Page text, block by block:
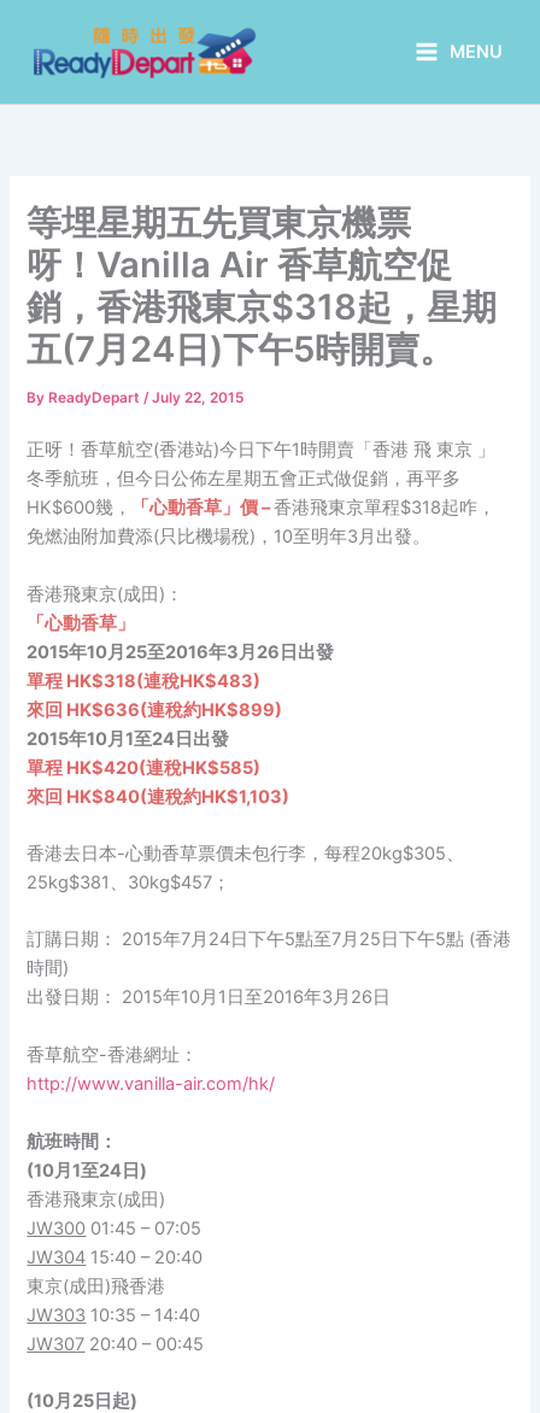
content
MENU
等埋星期五先買東京機票
呀！ Vanilla Air 香草航空促
銷 ，香港飛東京$318起，星期
五(7月24日)下午5時開賣。
By ReadyDepart/July 22, 2015
正呀！香草航空(香港站)今日下午1時開賣「香港 飛 東京 」
冬季航班，但今日公佈左星期五會正式做促銷，再平多
HK$600幾，
「心動香草」價 –香港飛東京單程$318起咋，
免燃油附加費添(只比機場稅)，10至明年3月出發。
香港飛東京(成田)：
「心動香草」
2015年10月25至2016年3月26日出發
單程 HK$318(連稅HK$483)
來回 HK$636(連稅約HK$899)
2015年10月1至24日 出發
單程 HK$420(連稅HK$585)
來回 HK$840(連稅約HK$1,103)
香港去日本-心動香草票價未包行李，每程20kg$305、
25kg$381、30kg$457；
訂購日期： 2015年7月24日下午5點至7月25日下午5點 (香港
時間)
出發日期： 2015年10月1日至2016年3月26日
香草航空-香港網址：
http://www.vanilla-air.com/hk/
航班時間：
(10月1至24日)
香港飛東京(成田)
JW300 01:45 – 07:05
JW304 15:40 – 20:40
東京(成田)飛香港
JW303 10:35 – 14:40
JW307 20:40 – 00:45
(10月25日起)